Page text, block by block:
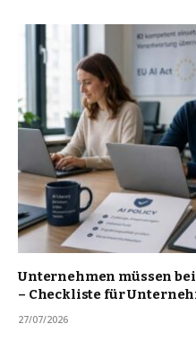
Unternehmen müssen
– Checkliste für
27/07/2026